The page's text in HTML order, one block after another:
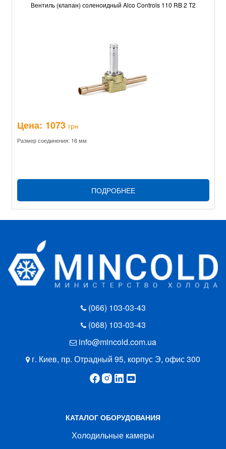
Вентиль (клапан) соленоидный Alco Controls 110 RB 2 T2
Цена: 1073 грн
Размер соединения: 16 мм
ПОДРОБНЕЕ
(066) 103-03-43
(068) 103-03-43
info@mincold.com.ua
г. Киев, пр. Отрадный 95, корпус Э, офис 300
КАТАЛОГ ОБОРУДОВАНИЯ
Холодильные камеры